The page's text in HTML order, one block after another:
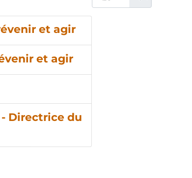
et agir
et agir
Directrice du